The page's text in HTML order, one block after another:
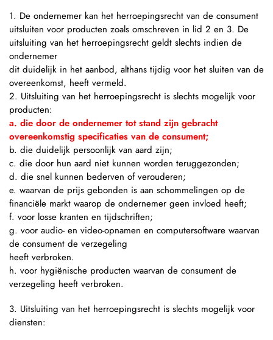
1. De ondernemer kan het herroepingsrecht van de consument
uitsluiten voor producten zoals omschreven in lid 2 en 3. De
uitsluiting van het herroepingsrecht geldt slechts indien de
ondernemer
dit duidelijk in het aanbod, althans tijdig voor het sluiten van de
overeenkomst, heeft vermeld.
2. Uitsluiting van het herroepingsrecht is slechts mogelijk voor
producten:
a. die door de ondernemer tot stand zijn gebracht
overeenkomstig specificaties van de consument;
b. die duidelijk persoonlijk van aard zijn;
c. die door hun aard niet kunnen worden teruggezonden;
d. die snel kunnen bederven of verouderen;
e. waarvan de prijs gebonden is aan schommelingen op de
financiële markt waarop de ondernemer geen invloed heeft;
f. voor losse kranten en tijdschriften;
g. voor audio- en video-opnamen en computersoftware waarvan
de consument de verzegeling
heeft verbroken.
h. voor hygiënische producten waarvan de consument de
verzegeling heeft verbroken.
3. Uitsluiting van het herroepingsrecht is slechts mogelijk voor
diensten: